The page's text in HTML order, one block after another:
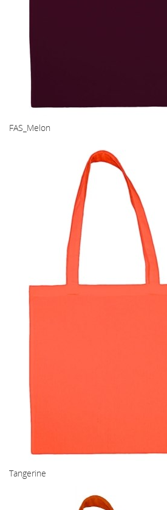
FAS_Melon
Tangerine